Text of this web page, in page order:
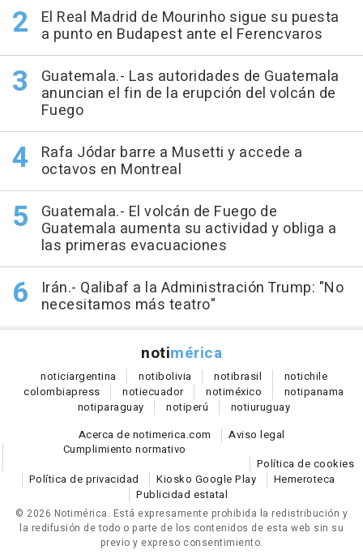
El Real Madrid de Mourinho sigue su puesta
a punto en Budapest ante el Ferencvaros
Guatemala.- Las autoridades de Guatemala
anuncian el fin de la erupción del volcán de
Fuego
Rafa Jódar barre a Musetti y accede a
octavos en Montreal
Guatemala.- El volcán de Fuego de
Guatemala aumenta su actividad y obliga a
las primeras evacuaciones
Irán.- Qalibaf a la Administración Trump: "No
necesitamos más teatro"
notimérica
noticiargentina notibolivia notibrasil notichile
colombiapress notiecuador notiméxico notipanama
notiparaguay notiperú notiuruguay
Acerca de notimerica.com
Aviso legal
Cumplimiento normativo
Política de cookies
Política de privacidad
Kiosko Google Play
Hemeroteca
Publicidad estatal
© 2026 Notimérica. Está expresamente prohibida la redistribución y
la redifusión de todo o parte de los contenidos de esta web sin su
previo y expreso consentimiento.